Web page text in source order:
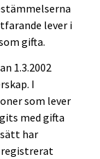
lever i
gifta.
1.3.2002
I
som lever
med gifta
har